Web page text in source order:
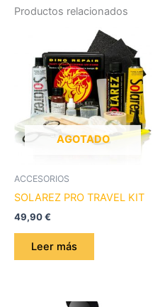
Productos relacionados
AGOTADO
ACCESORIOS
SOLAREZ PRO TRAVEL KIT
49,90€
Leer más